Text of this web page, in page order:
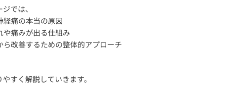
では、
経痛の本当の原因
や痛みが出る仕組み
ら改善するための整体的アプローチ
すく解説していきます。